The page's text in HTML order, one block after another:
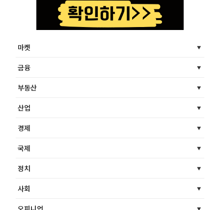
마켓
금융
부동산
산업
경제
국제
정치
사회